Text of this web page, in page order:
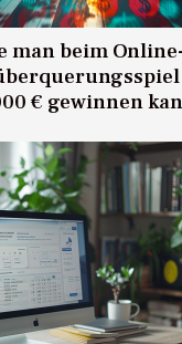
man beim
€ gewinnen